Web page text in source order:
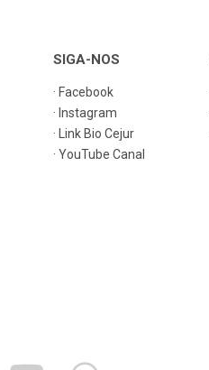
SIGA-NOS
· Facebook
· Instagram
· Link Bio Cejur
· YouTube Canal